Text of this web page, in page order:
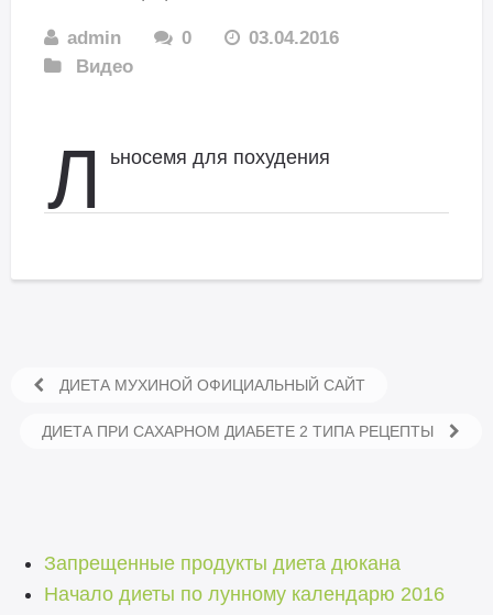
admin 0
03.04.2016
Видео
Л ьносемя для похудения
ДИЕТА МУХИНОЙ ОФИЦИАЛЬНЫЙ САЙТ
ДИЕТА ПРИ САХАРНОМ ДИАБЕТЕ 2 ТИПА РЕЦЕПТЫ
Запрещенные продукты диета дюкана
Начало диеты по лунному календарю 2016